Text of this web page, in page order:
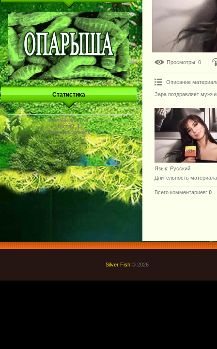
Статистика
Онлайн всего:1
Гостей:1
Пользователей:0
Просмотры: 0
Описание
Зара поздравляет
Язык: Русский
Длительность материала
Всего комментариев: 0
Silver Fish © 2026